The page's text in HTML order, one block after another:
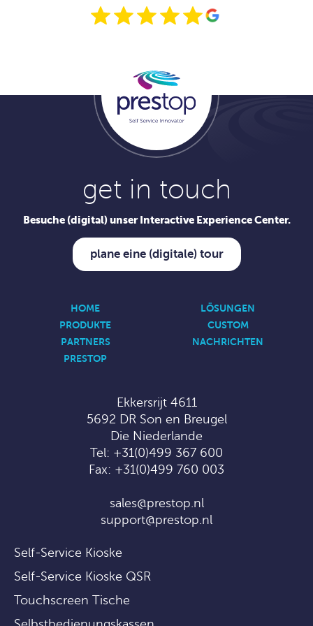
get in touch
Besuche (digital) unser Interactive Experience Center.
plane eine (digitale) tour
HOME
LÖSUNGEN
PRODUKTE
CUSTOM
PARTNERS
NACHRICHTEN
PRESTOP
Ekkersrijt 4611
5692 DR Son en Breugel
Die Niederlande
Tel: +31(0)499 367 600
Fax: +31(0)499 760 003
sales@prestop.nl
support@prestop.nl
Self-Service Kioske
Self-Service Kioske QSR
Touchscreen Tische